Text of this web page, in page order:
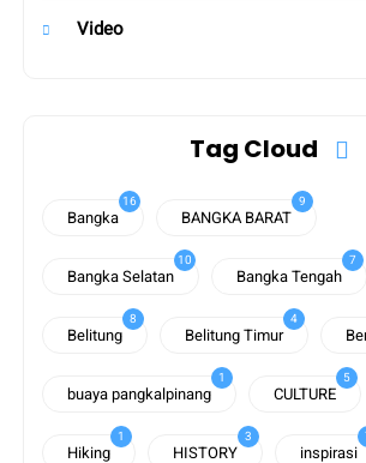
Video
Tag Cloud
Bangka
16
BANGKA BARAT
9
Bangka Selatan
10
Bangka Tengah
7
Belitung
8
Belitung Timur
4
buaya pangkalpinang
1
CULTURE
5
Hiking
1
HISTORY
3
inspirasi